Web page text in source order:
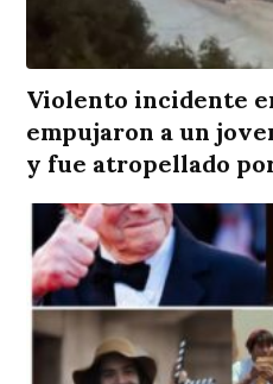
Violento incidente
empujaron a un
y fue atropellado